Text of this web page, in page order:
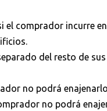
comprador incurre
del resto de
no podrá
no podrá